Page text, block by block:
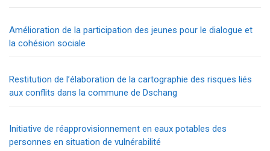
Amélioration de la participation des jeunes pour le dialogue et
la cohésion sociale
Restitution de l’élaboration de la cartographie des risques liés
aux conflits dans la commune de Dschang
Initiative de réapprovisionnement en eaux potables des
personnes en situation de vulnérabilité